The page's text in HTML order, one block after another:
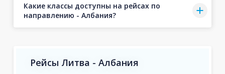
Какие классы доступны на рейсах по
направлению - Албания?
Рейсы Литва - Албания